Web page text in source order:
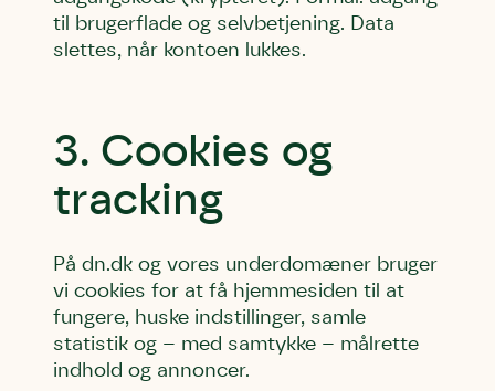
til brugerflade og selvbetjening. Data
slettes, når kontoen lukkes.
3. Cookies og
tracking
På dn.dk og vores underdomæner bruger
vi cookies for at få hjemmesiden til at
fungere, huske indstillinger, samle
statistik og – med samtykke – målrette
indhold og annoncer.